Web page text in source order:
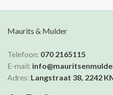
Maurits & Mulder
Telefoon: 070 2165115
E-mail:
Adres: Langstraat 38, 2242